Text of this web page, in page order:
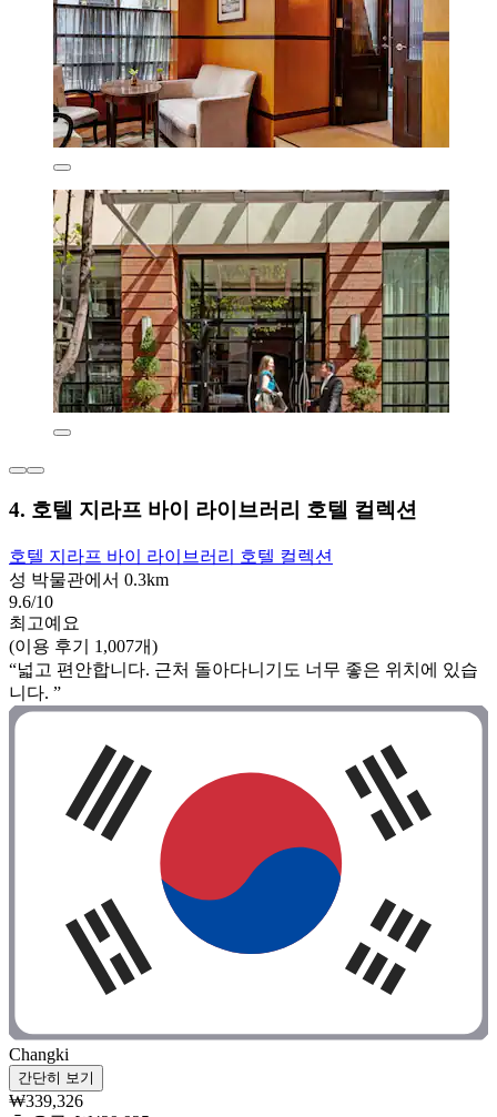
4. 호텔 지라프 바이 라이브러리 호텔 컬렉션
호텔 지라프 바이 라이브러리 호텔 컬렉션
성 박물관에서 0.3km
9.6/10
최고예요
(이용 후기 1,007개)
“넓고 편안합니다. 근처 돌아다니기도 너무 좋은 위치에 있습
니다. ”
Changki
간단히 보기
₩339,326